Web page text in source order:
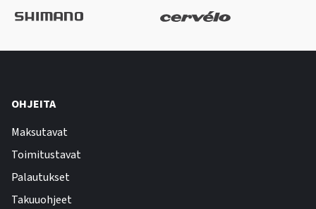
OHJEITA
Maksutavat
Toimitustavat
Palautukset
Takuuohjeet